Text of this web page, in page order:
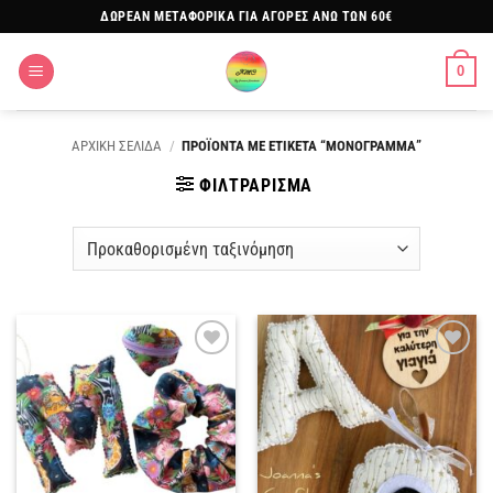
στο
περιεχόμενο
ΔΩΡΕΑΝ ΜΕΤΑΦΟΡΙΚΑ ΓΙΑ ΑΓΟΡΕΣ ΑΝΩ ΤΩΝ 60€
0
ΑΡΧΙΚΗ ΣΕΛΙΔΑ / ΠΡΟΪΟΝΤΑ ΜΕ ΕΤΙΚΕΤΑ “ΜΟΝΟΓΡΑΜΜΑ”
ΦΙΛΤΡΑΡΙΣΜΑ
Πρόσθήκη
στην
λίστα
επιθυμιών
Πρόσθήκη
στην
επιθυμιών